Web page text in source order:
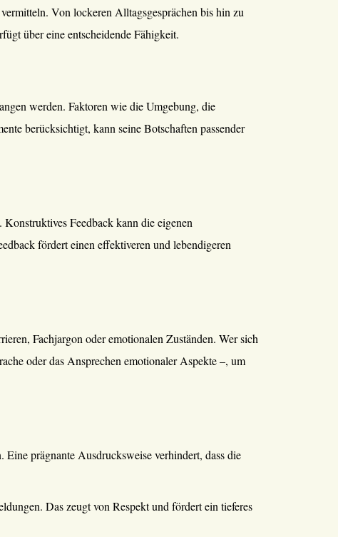
Von lockeren Alltagsgesprächen bis hin zu
über eine entscheidende Fähigkeit.
werden. Faktoren wie die Umgebung, die
berücksichtigt, kann seine Botschaften passender
Feedback kann die eigenen
fördert einen effektiveren und lebendigeren
Fachjargon oder emotionalen Zuständen. Wer sich
oder das Ansprechen emotionaler Aspekte –, um
prägnante Ausdrucksweise verhindert, dass die
Das zeugt von Respekt und fördert ein tieferes